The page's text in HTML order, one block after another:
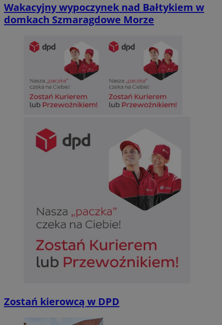
Wakacyjny wypoczynek nad Bałtykiem w
domkach Szmaragdowe Morze
Zostań kierowcą w DPD